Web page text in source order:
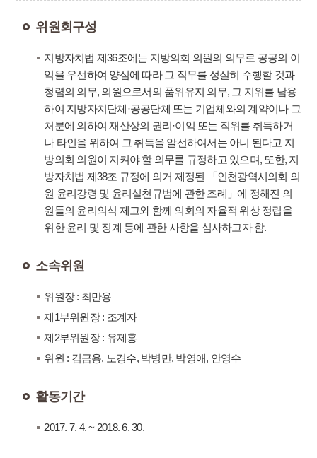
위원회구성
지방자치법 제36조에는 지방의회 의원의 의무로 공공의 이
익을 우선하여 양심에 따라 그 직무를 성실히 수행할 것과
청렴의 의무, 의원으로서의 품위유지 의무, 그 지위를 남용
하여 지방자치단체·공공단체 또는 기업체와의 계약이나 그
처분에 의하여 재산상의 권리·이익 또는 직위를 취득하거
나 타인을 위하여 그 취득을 알선하여서는 아니 된다고 지
방의회 의원이 지켜야 할 의무를 규정하고 있으며, 또한, 지
방자치법 제38조 규정에 의거 제정된 「인천광역시의회 의
원 윤리강령 및 윤리실천규범에 관한 조례」에 정해진 의
원들의 윤리의식 제고와 함께 의회의 자율적 위상 정립을
위한 윤리 및 징계 등에 관한 사항을 심사하고자 함.
소속위원
위원장 : 최만용
제1부위원장 : 조계자
제2부위원장 : 유제홍
위원 : 김금용, 노경수, 박병만, 박영애, 안영수
활동기간
2017. 7. 4. ~ 2018. 6. 30.